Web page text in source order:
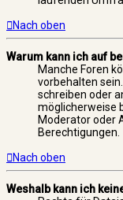
Nach oben
Warum kann ich auf
Manche Foren
vorbehalten
schreiben oder
möglicherweise
Moderator oder
Berechtigungen.
Nach oben
Weshalb kann ich